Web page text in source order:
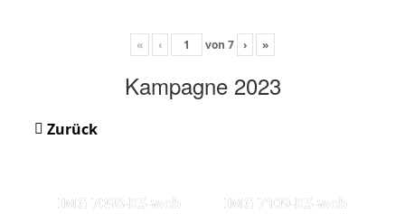
« ‹ von 7 › »
Kampagne 2023
Zurück
IMG 7098-KS-web IMG 7109-KS-web